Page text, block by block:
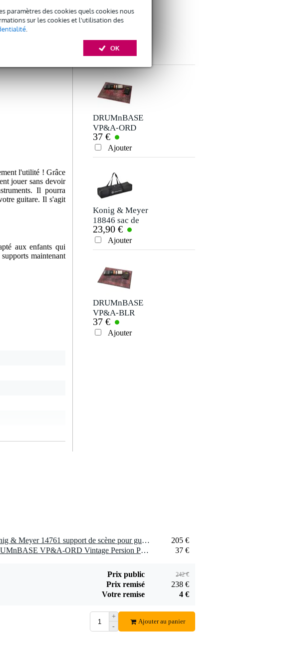
paramètres des cookies quels cookies nous
sur les cookies et l'utilisation des
.
OK
l'utilité ! Grâce
jouer sans devoir
Il pourra
guitare. Il s'agit
aux enfants qui
maintenant
Votre nom
Votre avis
Envoyer
Il n'y a pas encore d'avis pour ce produit.
ACCESSOIRES
DRUMnBASE
VP&A-ORD
Vintage Persion
Pedal&Amp
Original Red tapis
37 €
Ajouter
Konig & Meyer
18846 sac de
transport pour
Baby Spider Pro
18840
23,90 €
Ajouter
DRUMnBASE
VP&A-BLR
Vintage Persion
Pedal&Amp Red
37 €
Ajouter
1 x Konig & Meyer 14761 support de scène pour guitare acoustique
205 €
1 x DRUMnBASE VP&A-ORD Vintage Persion Pedal&Amp Original Red tapis 80 x 60 cm
37 €
Prix public 242 €
Prix remisé
238 €
Votre remise
4 €
+
-
Ajouter au panier